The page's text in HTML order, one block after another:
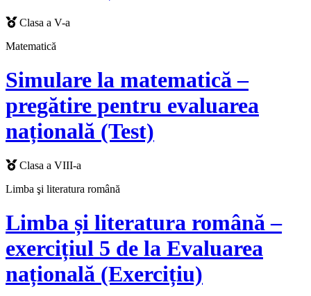
Clasa a V-a
Matematică
Simulare la matematică –
pregătire pentru evaluarea
națională (Test)
Clasa a VIII-a
Limba şi literatura română
Limba și literatura română –
exercițiul 5 de la Evaluarea
națională (Exercițiu)